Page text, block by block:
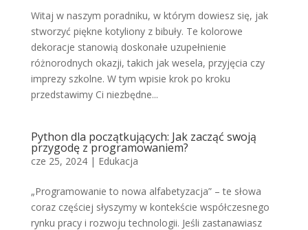
Witaj w naszym poradniku, w którym dowiesz się, jak
stworzyć piękne kotyliony z bibuły. Te kolorowe
dekoracje stanowią doskonałe uzupełnienie
różnorodnych okazji, takich jak wesela, przyjęcia czy
imprezy szkolne. W tym wpisie krok po kroku
przedstawimy Ci niezbędne...
Python dla początkujących: Jak zacząć swoją
przygodę z programowaniem?
cze 25, 2024| Edukacja
„Programowanie to nowa alfabetyzacja” – te słowa
coraz częściej słyszymy w kontekście współczesnego
rynku pracy i rozwoju technologii. Jeśli zastanawiasz